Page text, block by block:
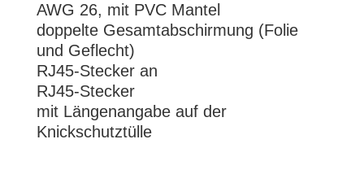
AWG 26, mit PVC Mantel
doppelte Gesamtabschirmung (Folie
und Geflecht)
RJ45-Stecker an
RJ45-Stecker
mit Längenangabe auf der
Knickschutztülle